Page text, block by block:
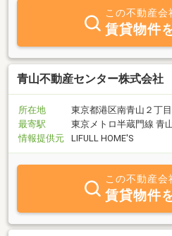
ます。・初めて不動産を貸すので何
願いしたらよいかわからない。・入
まらない。・募集をお願いしている
んと募集してもらえているのだろう
り・対応が大変・面倒と感じている
物管理会社の対応・手数料に不満が
のと売却するのとどちらがよいかわ
機器のメンテナンスをお願いしたい
も構いませんので、まずはお気軽に
この不動産会
賃貸物件
青山不動産センター株式会社
所在地
東京都港区南青山２丁
最寄駅
東京メトロ半蔵門線 青
情報提供元
LIFULL HOME'S
この不動産会
賃貸物件